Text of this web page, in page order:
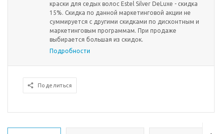
краски для седых волос Estel Silver DeLuxe - скидка
15%. Скидка по данной маркетинговой акции не
суммируется с другими скидками по дисконтным и
маркетинговым программам. При продаже
выбирается большая из скидок.
Подробности
Поделиться